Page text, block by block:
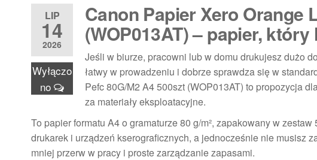
LIP
14
2026
Wyłączo
no
Canon Papier Xero Orange
(WOP013AT) – papier,
Jeśli w biurze, pracowni lub w domu drukujesz dużo
łatwy w prowadzeniu i dobrze sprawdza się w
Pefc 80G/M2 A4 500szt (WOP013AT) to propozycja
za materiały eksploatacyjne.
To papier formatu A4 o gramaturze 80 g/m², zapakowany w
drukarek i urządzeń kserograficznych, a jednocześnie nie musisz
mniej przerw w pracy i proste zarządzanie zapasami.